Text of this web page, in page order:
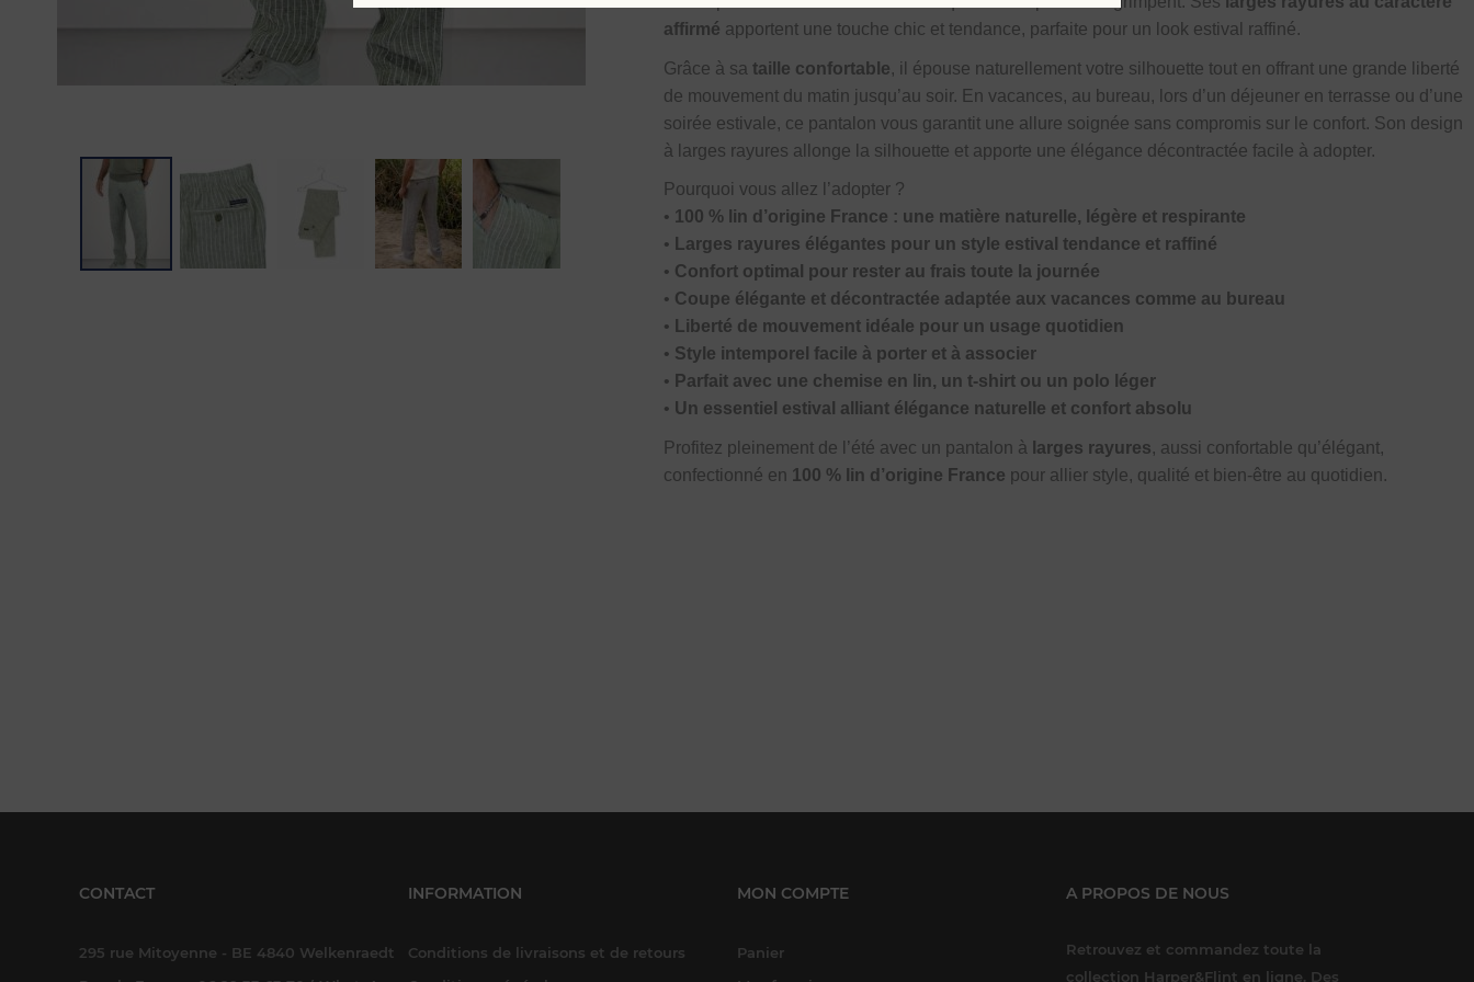
affirmé apportent une touche chic et tendance, parfaite pour un look estival raffiné.
Grâce à sataille confortable, il épouse naturellement votre silhouette tout en offrant une grande liberté
de mouvement du matin jusqu’au soir. En vacances, au bureau, lors d’un déjeuner en terrasse ou d’une
soirée estivale, ce pantalon vous garantit une allure soignée sans compromis sur le confort. Son design
à larges rayures allonge la silhouette et apporte une élégance décontractée facile à adopter.
Pourquoi vous allez l’adopter ?
• 100 % lin d’origine France : une matière naturelle, légère et respirante
• Larges rayures élégantes pour un style estival tendance et raffiné
• Confort optimal pour rester au frais toute la journée
• Coupe élégante et décontractée adaptée aux vacances comme au bureau
• Liberté de mouvement idéale pour un usage quotidien
• Style intemporel facile à porter et à associer
• Parfait avec une chemise en lin, un t-shirt ou un polo léger
• Un essentiel estival alliant élégance naturelle et confort absolu
Profitez pleinement de l’été avec un pantalon à larges rayures, aussi confortable qu’élégant,
confectionné en 100 % lin d’origine France pour allier style, qualité et bien-être au quotidien.
CONTACT
295 rue Mitoyenne - BE 4840 Welkenraedt
INFORMATION
Conditions de livraisons et de retours
MON COMPTE
Panier
A PROPOS DE NOUS
Retrouvez et commandez toute la
collection Harper&Flint en ligne. Des